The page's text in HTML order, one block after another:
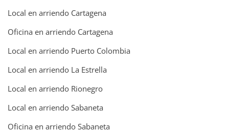
Local en arriendo Cartagena
Oficina en arriendo Cartagena
Local en arriendo Puerto Colombia
Local en arriendo La Estrella
Local en arriendo Rionegro
Local en arriendo Sabaneta
Oficina en arriendo Sabaneta